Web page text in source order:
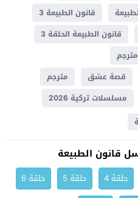
قانون الطبيعة 3
قانون الطبيعة الحلقة 3
قصة عشق
مترجم
مسلسلات تركية 2026
قانون الطبيعة
حلقة 4 حلقة 5
حلقة 6